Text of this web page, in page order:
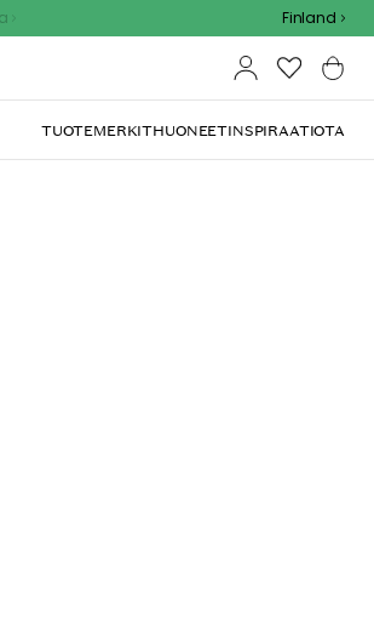
Finland
TUOTEMERKITHUONEETINSPIRAATIOTA